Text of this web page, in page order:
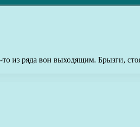
из ряда вон выходящим. Брызги,